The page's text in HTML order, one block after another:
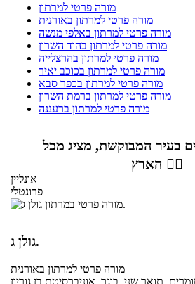
מורה פרטי למרתון
מורה פרטי למרתון באורנית
מורה פרטי למרתון באלפי מנשה
מורה פרטי למרתון בהוד השרון
מורה פרטי למרתון בהרצלייה
מורה פרטי למרתון בכוכב יאיר
מורה פרטי למרתון בכפר סבא
מורה פרטי למרתון ברמת השרון
מורה פרטי למרתון ברעננה
בעיר המבוקשת, מציג מכל
הארץ 👇🏼
אונליין
פרונטלי
גולן ג.
מורה פרטי למרתון באורנית